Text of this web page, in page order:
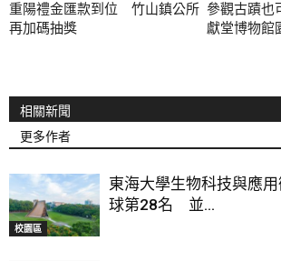
重陽禮金匯款到位 竹山鎮公所
再加碼抽獎
參觀古蹟
獻堂博物館
相關新聞
更多作者
校園區
東海大學生物科技與應
球第28名 並...